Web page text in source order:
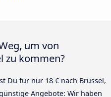
um von
zu kommen?
Du für nur 18 € nach Brüssel,
Angebote: Wir haben